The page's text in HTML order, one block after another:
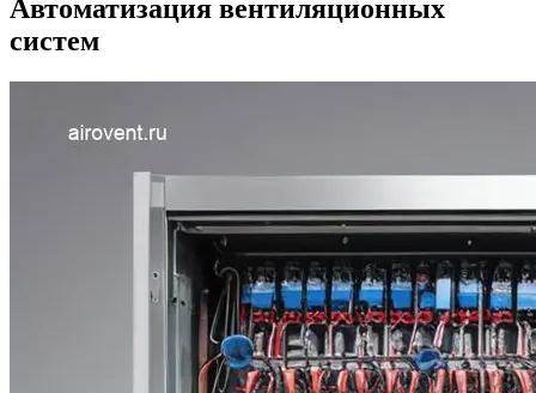
Автоматизация вентиляционных
систем